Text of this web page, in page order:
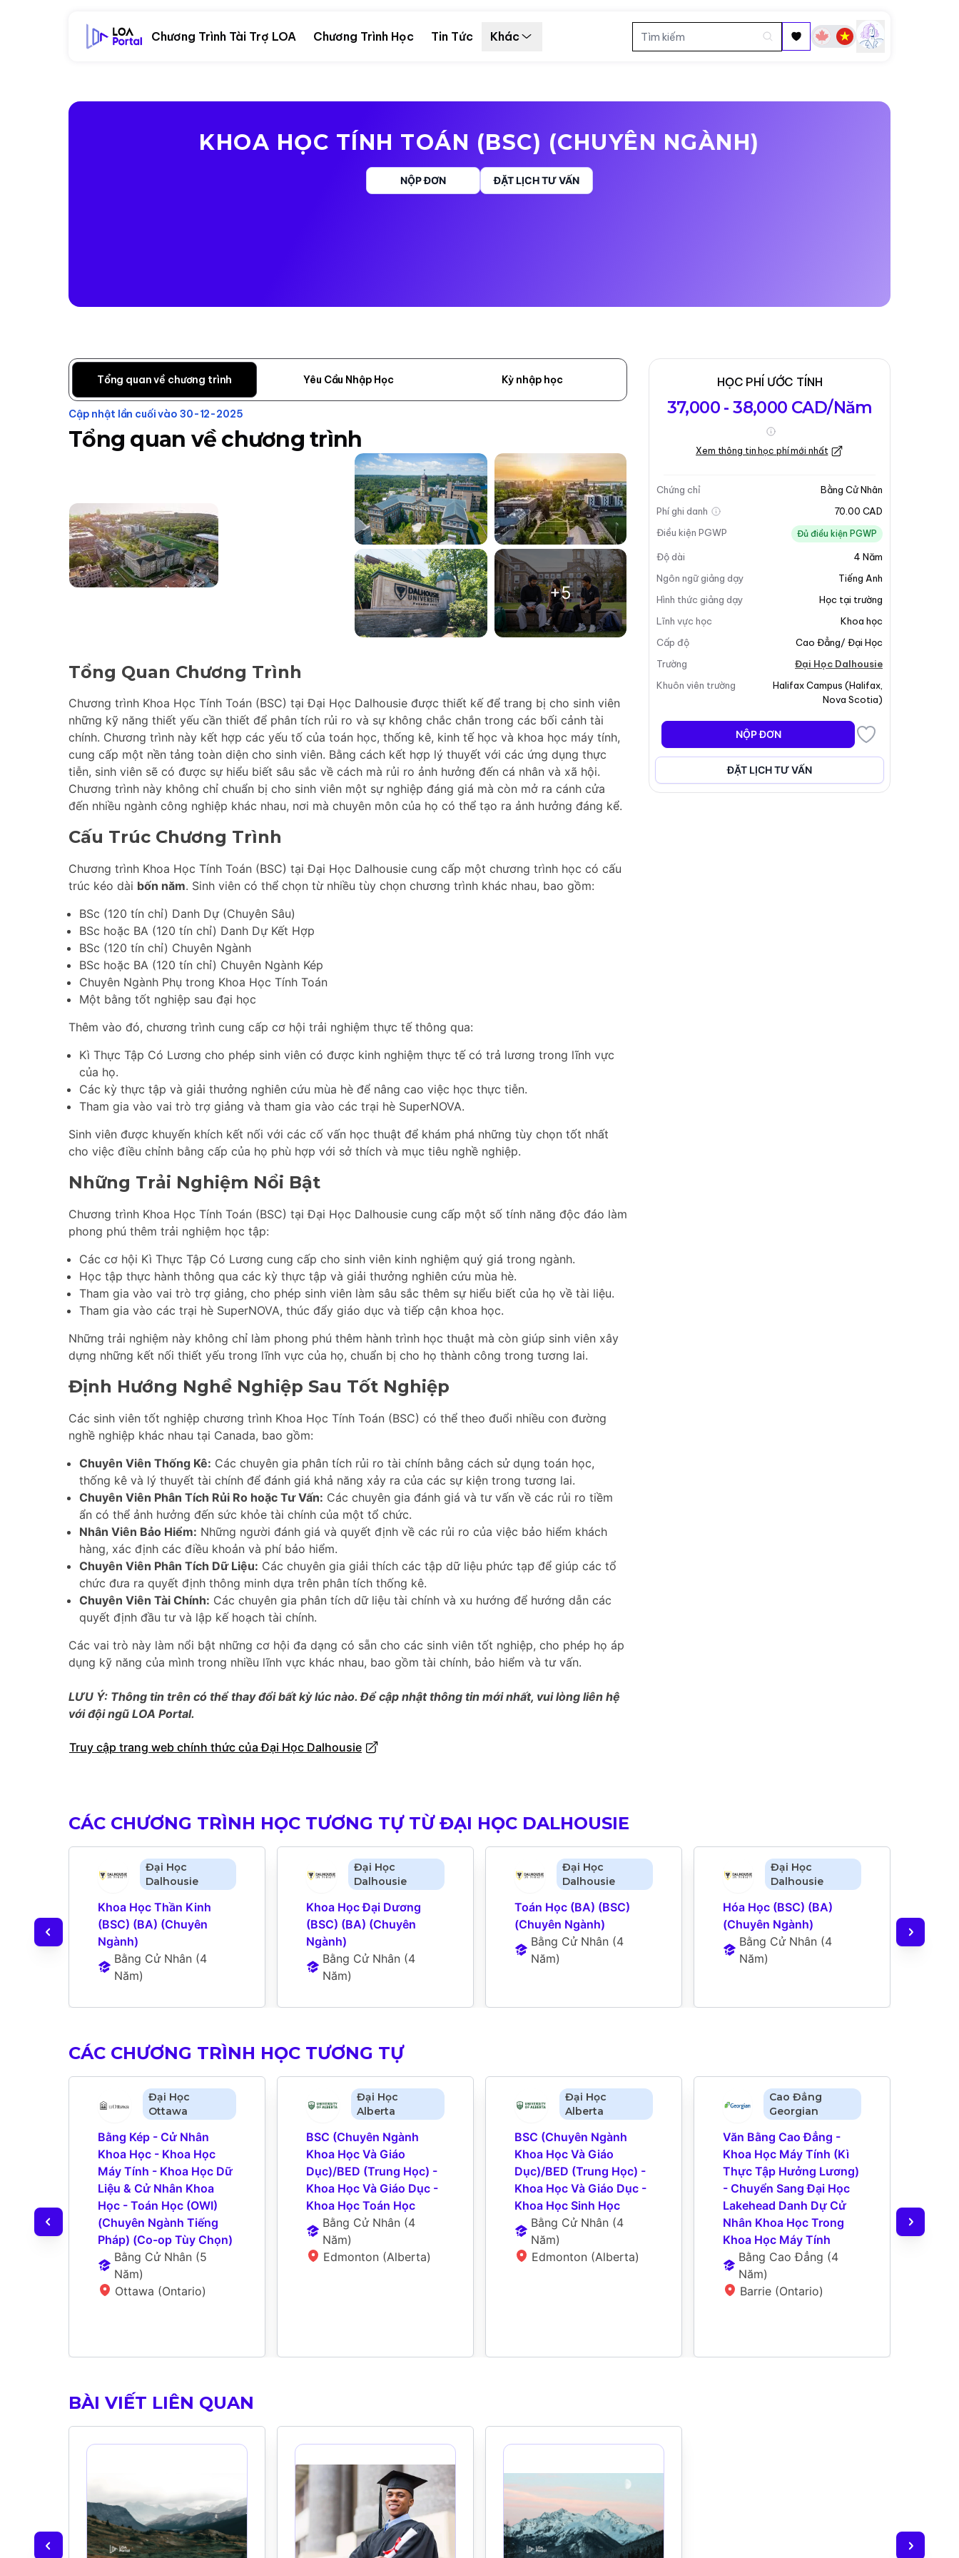
Chương Trình Tài Trợ LOA Chương Trình Học Tin Tức Khác
KHOA HỌC TÍNH TOÁN (BSC) (CHUYÊN NGÀNH)
NỘP ĐƠN ĐẶT LỊCH TƯ VẤN
Tổng quan về chương trình Yêu Cầu Nhập Học Kỳ nhập học
Cập nhật lần cuối vào 30-12-2025
Tổng quan về chương trình
+5
Tổng Quan Chương Trình
Chương trình Khoa Học Tính Toán (BSC) tại Đại Học Dalhousie được thiết kế để trang bị cho sinh viên
những kỹ năng thiết yếu cần thiết để phân tích rủi ro và sự không chắc chắn trong các bối cảnh tài
chính. Chương trình này kết hợp các yếu tố của toán học, thống kê, kinh tế học và khoa học máy tính,
cung cấp một nền tảng toàn diện cho sinh viên. Bằng cách kết hợp lý thuyết với các ứng dụng thực
tiễn, sinh viên sẽ có được sự hiểu biết sâu sắc về cách mà rủi ro ảnh hưởng đến cá nhân và xã hội.
Chương trình này không chỉ chuẩn bị cho sinh viên một sự nghiệp đáng giá mà còn mở ra cánh cửa
đến nhiều ngành công nghiệp khác nhau, nơi mà chuyên môn của họ có thể tạo ra ảnh hưởng đáng kể.
Cấu Trúc Chương Trình
Chương trình Khoa Học Tính Toán (BSC) tại Đại Học Dalhousie cung cấp một chương trình học có cấu
trúc kéo dài bốn năm. Sinh viên có thể chọn từ nhiều tùy chọn chương trình khác nhau, bao gồm:
BSc (120 tín chỉ) Danh Dự (Chuyên Sâu)
BSc hoặc BA (120 tín chỉ) Danh Dự Kết Hợp
BSc (120 tín chỉ) Chuyên Ngành
BSc hoặc BA (120 tín chỉ) Chuyên Ngành Kép
Chuyên Ngành Phụ trong Khoa Học Tính Toán
Một bằng tốt nghiệp sau đại học
Thêm vào đó, chương trình cung cấp cơ hội trải nghiệm thực tế thông qua:
Kì Thực Tập Có Lương cho phép sinh viên có được kinh nghiệm thực tế có trả lương trong lĩnh vực
của họ.
Các kỳ thực tập và giải thưởng nghiên cứu mùa hè để nâng cao việc học thực tiễn.
Tham gia vào vai trò trợ giảng và tham gia vào các trại hè SuperNOVA.
Sinh viên được khuyến khích kết nối với các cố vấn học thuật để khám phá những tùy chọn tốt nhất
cho việc điều chỉnh bằng cấp của họ phù hợp với sở thích và mục tiêu nghề nghiệp.
Những Trải Nghiệm Nổi Bật
Chương trình Khoa Học Tính Toán (BSC) tại Đại Học Dalhousie cung cấp một số tính năng độc đáo làm
phong phú thêm trải nghiệm học tập:
Các cơ hội Kì Thực Tập Có Lương cung cấp cho sinh viên kinh nghiệm quý giá trong ngành.
Học tập thực hành thông qua các kỳ thực tập và giải thưởng nghiên cứu mùa hè.
Tham gia vào vai trò trợ giảng, cho phép sinh viên làm sâu sắc thêm sự hiểu biết của họ về tài liệu.
Tham gia vào các trại hè SuperNOVA, thúc đẩy giáo dục và tiếp cận khoa học.
Những trải nghiệm này không chỉ làm phong phú thêm hành trình học thuật mà còn giúp sinh viên xây
dựng những kết nối thiết yếu trong lĩnh vực của họ, chuẩn bị cho họ thành công trong tương lai.
Định Hướng Nghề Nghiệp Sau Tốt Nghiệp
Các sinh viên tốt nghiệp chương trình Khoa Học Tính Toán (BSC) có thể theo đuổi nhiều con đường
nghề nghiệp khác nhau tại Canada, bao gồm:
Chuyên Viên Thống Kê: Các chuyên gia phân tích rủi ro tài chính bằng cách sử dụng toán học,
thống kê và lý thuyết tài chính để đánh giá khả năng xảy ra của các sự kiện trong tương lai.
Chuyên Viên Phân Tích Rủi Ro hoặc Tư Vấn: Các chuyên gia đánh giá và tư vấn về các rủi ro tiềm
ẩn có thể ảnh hưởng đến sức khỏe tài chính của một tổ chức.
Nhân Viên Bảo Hiểm: Những người đánh giá và quyết định về các rủi ro của việc bảo hiểm khách
hàng, xác định các điều khoản và phí bảo hiểm.
Chuyên Viên Phân Tích Dữ Liệu: Các chuyên gia giải thích các tập dữ liệu phức tạp để giúp các tổ
chức đưa ra quyết định thông minh dựa trên phân tích thống kê.
Chuyên Viên Tài Chính: Các chuyên gia phân tích dữ liệu tài chính và xu hướng để hướng dẫn các
quyết định đầu tư và lập kế hoạch tài chính.
Các vai trò này làm nổi bật những cơ hội đa dạng có sẵn cho các sinh viên tốt nghiệp, cho phép họ áp
dụng kỹ năng của mình trong nhiều lĩnh vực khác nhau, bao gồm tài chính, bảo hiểm và tư vấn.
LƯU Ý: Thông tin trên có thể thay đổi bất kỳ lúc nào. Để cập nhật thông tin mới nhất, vui lòng liên hệ
với đội ngũ LOA Portal.
Truy cập trang web chính thức của Đại Học Dalhousie
HỌC PHÍ ƯỚC TÍNH
37,000 - 38,000 CAD/Năm
Xem thông tin học phí mới nhất
Chứng chỉ
Bằng Cử Nhân
Phí ghi danh
70.00 CAD
Điều kiện PGWP
Đủ điều kiện PGWP
Độ dài 4 Năm
Ngôn ngữ giảng dạy
Tiếng Anh
Hình thức giảng dạy
Học tại trường
Lĩnh vực học
Khoa học
Cấp độ
Cao Đẳng/ Đại Học
Trường
Đại Học Dalhousie
Khuôn viên trường
Halifax Campus (Halifax
Nova Scotia)
NỘP ĐƠN
ĐẶT LỊCH TƯ VẤN
CÁC CHƯƠNG TRÌNH HỌC TƯƠNG TỰ TỪ ĐẠI HỌC DALHOUSIE
Đại Học
Dalhousie
Khoa Học Thần Kinh
(BSC) (BA) (Chuyên
Ngành)
Bằng Cử Nhân (4
Năm)
Đại Học
Dalhousie
Khoa Học Đại Dương
(BSC) (BA) (Chuyên
Ngành)
Bằng Cử Nhân (4
Năm)
Đại Học
Dalhousie
Toán Học (BA) (BSC)
(Chuyên Ngành)
Bằng Cử Nhân (4
Năm)
Đại Học
Dalhousie
Hóa Học (BSC) (BA)
(Chuyên Ngành)
Bằng Cử Nhân (4
Năm)
CÁC CHƯƠNG TRÌNH HỌC TƯƠNG TỰ
Đại Học
Ottawa
Bằng Kép - Cử Nhân
Khoa Học - Khoa Học
Máy Tính - Khoa Học Dữ
Liệu & Cử Nhân Khoa
Học - Toán Học (OWI)
(Chuyên Ngành Tiếng
Pháp) (Co-op Tùy Chọn)
Bằng Cử Nhân (5
Năm)
Ottawa (Ontario)
Đại Học
Alberta
BSC (Chuyên Ngành
Khoa Học Và Giáo
Dục)/BED (Trung Học) -
Khoa Học Và Giáo Dục -
Khoa Học Toán Học
Bằng Cử Nhân (4
Năm)
Edmonton (Alberta)
Đại Học
Alberta
BSC (Chuyên Ngành
Khoa Học Và Giáo
Dục)/BED (Trung Học) -
Khoa Học Và Giáo Dục -
Khoa Học Sinh Học
Bằng Cử Nhân (4
Năm)
Edmonton (Alberta)
Cao Đẳng
Georgian
Văn Bằng Cao Đẳng -
Khoa Học Máy Tính (Kì
Thực Tập Hưởng Lương)
- Chuyển Sang Đại Học
Lakehead Danh Dự Cử
Nhân Khoa Học Trong
Khoa Học Máy Tính
Bằng Cao Đẳng (4
Năm)
Barrie (Ontario)
BÀI VIẾT LIÊN QUAN